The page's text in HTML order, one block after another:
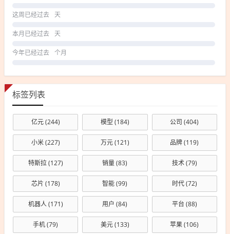
这周已经过去 天
本月已经过去 天
今年已经过去 个月
标签列表
亿元(244) 模型 (184) 公司 (404)
小米(227) 万元(121) 品牌(119)
特斯拉(127) 销量(83) 技术(79)
芯片 (178) 智能(99) 时代(72)
机器人(171) 用户 (84) 平台 (88)
手机(79) 美元(133) 苹果(106)